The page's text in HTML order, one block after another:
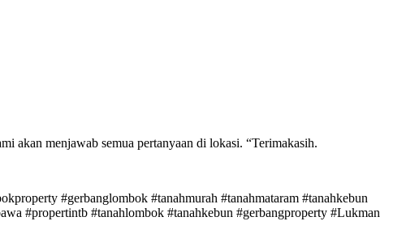
akan menjawab semua pertanyaan di lokasi. “Terimakasih.
#gerbanglombok #tanahmurah #tanahmataram #tanahkebun
#propertintb #tanahlombok #tanahkebun #gerbangproperty #Lukman